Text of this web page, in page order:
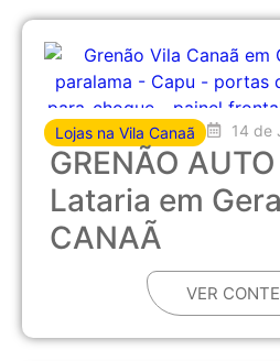
Lojas na Vila Canaã 14 de
GRENÃO
Lataria em
CANAÃ
VER